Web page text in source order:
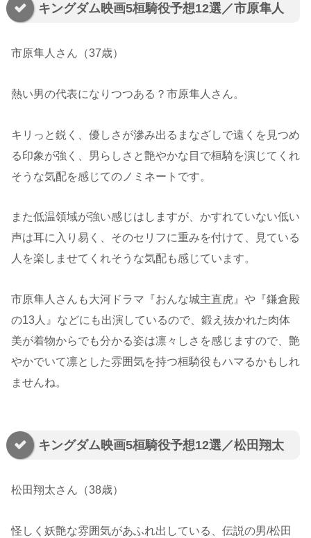
キングダム映画5桓騎役予想12選／市原隼人
市原隼人さん（37歳）
熱い男の代表になりつつある？市原隼人さん。
キリっと鋭く、優しさが滲み出るまなざしで遠くを見つめ
る印象が強く、男らしさと艶やかな目で桓騎を演じてくれ
そうな気配を感じてのノミネートです。
また低温領域が強い感じはしますが、かすれていない低い
声は耳に入り易く、そのセリフに重みを付けて、見ている
人を楽しませてくれそうな気配も感じています。
市原隼人さんも大河ドラマ『おんな城主直虎』や『鎌倉殿
の13人』などにも出演しているので、鍛え抜かれた肉体
美が着物からでも分かる姿は凛々しさを感じますので、艶
やかでいて凛とした雰囲気を持つ桓騎役もハマるかもしれ
ませんね。
キングダム映画5桓騎役予想12選／松田翔太
松田翔太さん（38歳）
怪しく妖艶な雰囲気があふれ出している、伝説の男/松田